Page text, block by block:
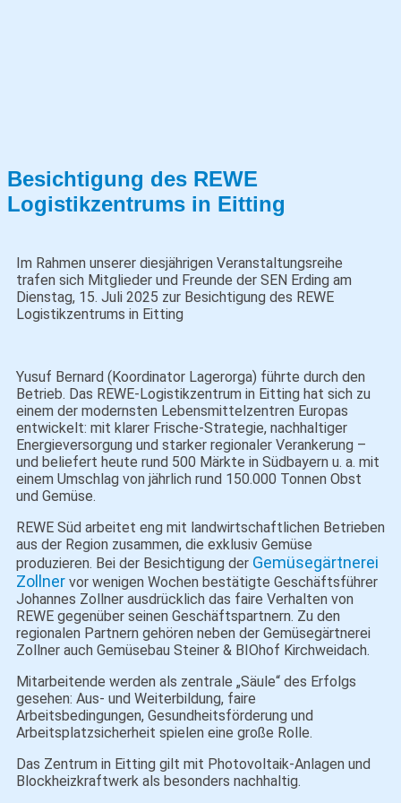
Besichtigung des REWE
Logistikzentrums in Eitting
Im Rahmen unserer diesjährigen Veranstaltungsreihe
trafen sich Mitglieder und Freunde der SEN Erding am
Dienstag, 15. Juli 2025 zur Besichtigung des REWE
Logistikzentrums in Eitting
Yusuf Bernard (Koordinator Lagerorga) führte durch den
Betrieb. Das REWE‑Logistikzentrum in Eitting hat sich zu
einem der modernsten Lebensmittelzentren Europas
entwickelt: mit klarer Frische‑Strategie, nachhaltiger
Energieversorgung und starker regionaler Verankerung –
und beliefert heute rund 500 Märkte in Südbayern u. a. mit
einem Umschlag von jährlich rund 150.000 Tonnen Obst
und Gemüse.
REWE Süd arbeitet eng mit landwirtschaftlichen Betrieben
aus der Region zusammen, die exklusiv Gemüse
produzieren. Bei der Besichtigung der Gemüsegärtnerei
Zollner vor wenigen Wochen bestätigte Geschäftsführer
Johannes Zollner ausdrücklich das faire Verhalten von
REWE gegenüber seinen Geschäftspartnern. Zu den
regionalen Partnern gehören neben der Gemüsegärtnerei
Zollner auch Gemüsebau Steiner & BIOhof Kirchweidach.
Mitarbeitende werden als zentrale „Säule“ des Erfolgs
gesehen: Aus- und Weiterbildung, faire
Arbeitsbedingungen, Gesundheitsförderung und
Arbeitsplatzsicherheit spielen eine große Rolle.
Das Zentrum in Eitting gilt mit Photovoltaik-Anlagen und
Blockheizkraftwerk als besonders nachhaltig.